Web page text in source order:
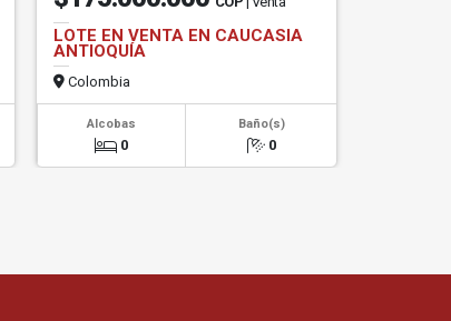
LOTE EN VENTA EN CAUCASIA
ANTIOQUÍA
Colombia
Alcobas
0
Baño(s)
0